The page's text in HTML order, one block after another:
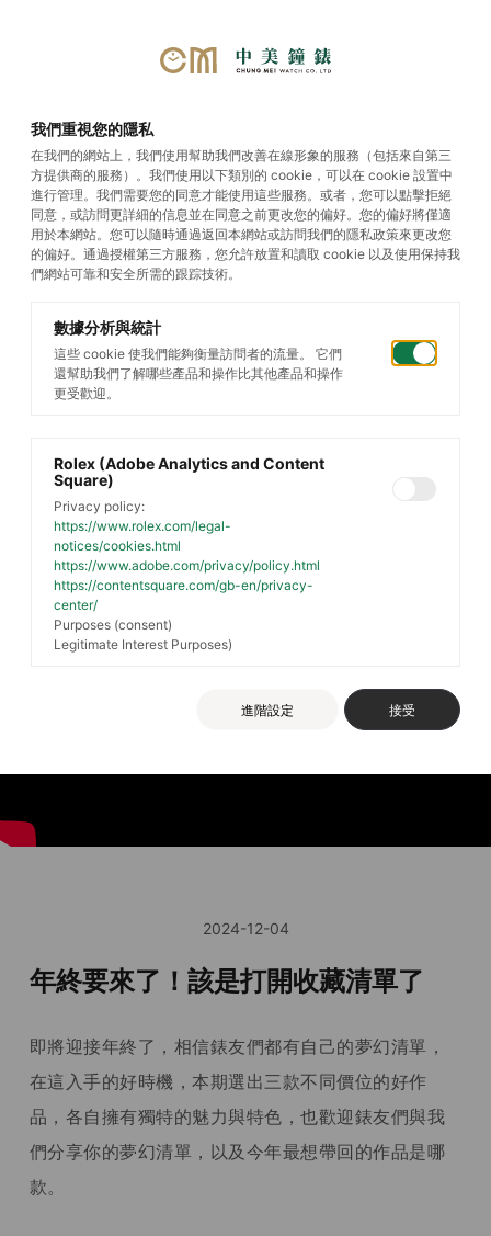
2024-12-04
年終要來了！該是打開收藏清單了
即將迎接年終了，相信錶友們都有自己的夢幻清單，
在這入手的好時機，本期選出三款不同價位的好作
品，各自擁有獨特的魅力與特色，也歡迎錶友們與我
們分享你的夢幻清單，以及今年最想帶回的作品是哪
款。
我們重視您的隱私
在我們的網站上，我們使用幫助我們改善在線形象的服務（包括來自第三
方提供商的服務）。我們使用以下類別的 cookie，可以在 cookie 設置中
進行管理。我們需要您的同意才能使用這些服務。或者，您可以點擊拒絕
同意，或訪問更詳細的信息並在同意之前更改您的偏好。您的偏好將僅適
用於本網站。您可以隨時通過返回本網站或訪問我們的隱私政策來更改您
的偏好。通過授權第三方服務，您允許放置和讀取 cookie 以及使用保持我
們網站可靠和安全所需的跟踪技術。
數據分析與統計
這些 cookie 使我們能夠衡量訪問者的流量。 它們
還幫助我們了解哪些產品和操作比其他產品和操作
更受歡迎。
Rolex (Adobe Analytics and Content
Square)
Privacy policy:
https://www.rolex.com/legal-
notices/cookies.html
https://www.adobe.com/privacy/policy.html
https://contentsquare.com/gb-en/privacy-
center/
Purposes (consent)
Legitimate Interest Purposes)
進階設定 接受